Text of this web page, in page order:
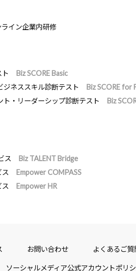
ライン企業内研修
Biz SCORE Basic
ジネススキル診断テスト
Biz SCORE for
ト・リーダーシップ診断テスト
Biz
ス
Biz TALENT Bridge
ス
Empower COMPASS
ス
Empower HR
お問い合わせ よくあるご質
ソーシャルメディア公式アカウントポリ